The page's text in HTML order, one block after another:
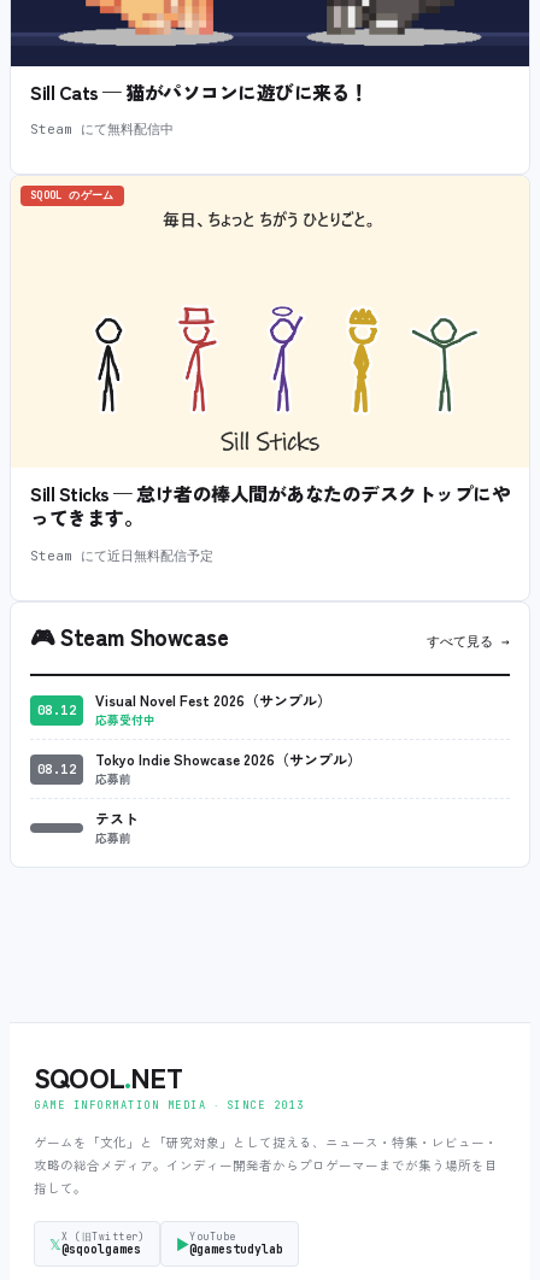
Sill Cats — 猫がパソコンに遊びに来る！
Steam にて無料配信中
SQOOL のゲーム
Sill Sticks — 怠け者の棒人間があなたのデスクトップにや
ってきます。
Steam にて近日無料配信予定
🎮Steam Showcase すべて見る →
08.12 Visual Novel Fest 2026（サンプル）
応募受付中
08.12 Tokyo Indie Showcase 2026（サンプル）
応募前
テスト
応募前
SQOOL.NET
GAME INFORMATION MEDIA ‧ SINCE 2013
ゲームを「文化」と「研究対象」として捉える、ニュース・特集・レビュー・
攻略の総合メディア。インディー開発者からプロゲーマーまでが集う場所を目
指して。
𝕏X (旧Twitter)
@sqoolgames ▶YouTube
@gamestudylab